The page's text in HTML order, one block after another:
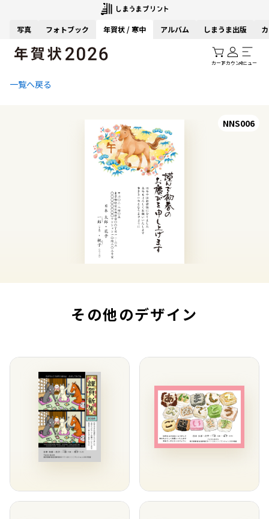
写真 フォトブック 年賀状 / 寒中 アルバム しまうま出版
カートアカウントメニュー
一覧へ戻る
NNS006
その他のデザイン